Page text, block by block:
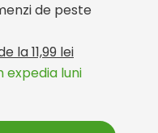
de peste
la 11,99 lei
expedia luni